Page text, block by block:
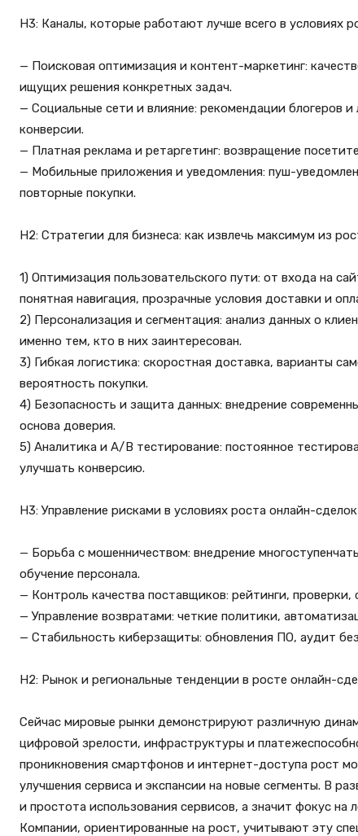
H3: Каналы, которые работают лучше всего в условиях
— Поисковая оптимизация и контент-маркетинг:
ищущих решения конкретных задач.
— Социальные сети и влияние: рекомендации блогеров
конверсии.
— Платная реклама и ретаргетинг: возвращение
— Мобильные приложения и уведомления: пуш-
повторные покупки.
H2: Стратегии для бизнеса: как извлечь максимум из
1) Оптимизация пользовательского пути: от входа на
понятная навигация, прозрачные условия доставки и
2) Персонализация и сегментация: анализ данных о
именно тем, кто в них заинтересован.
3) Гибкая логистика: скоростная доставка, варианты
вероятность покупки.
4) Безопасность и защита данных: внедрение
основа доверия.
5) Аналитика и A/B тестирование: постоянное
улучшать конверсию.
H3: Управление рисками в условиях роста онлайн-сделок
— Борьба с мошенничеством: внедрение
обучение персонала.
— Контроль качества поставщиков: рейтинги, проверки,
— Управление возвратами: четкие политики,
— Стабильность киберзащиты: обновления ПО, аудит
H2: Рынок и региональные тенденции в росте онлайн-
Сейчас мировые рынки демонстрируют различную
цифровой зрелости, инфраструктуры и
проникновения смартфонов и интернет-доступа рост
улучшения сервиса и экспансии на новые сегменты. В
и простота использования сервисов, а значит фокус
Компании, ориентированные на рост, учитывают эту